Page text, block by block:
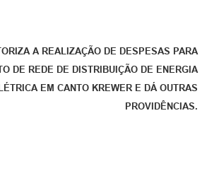
A REALIZAÇÃO DE DESPESAS PARA
DE REDE DE DISTRIBUIÇÃO DE ENERGIA
EM CANTO KREWER E DÁ OUTRAS
PROVIDÊNCIAS.